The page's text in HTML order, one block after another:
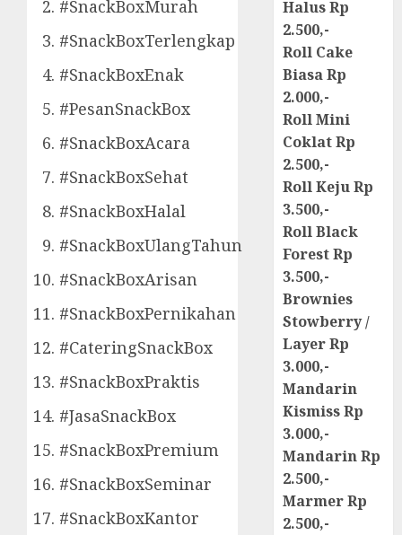
#SnackBoxMurah
#SnackBoxTerlengkap
#SnackBoxEnak
#PesanSnackBox
#SnackBoxAcara
#SnackBoxSehat
#SnackBoxHalal
#SnackBoxUlangTahun
#SnackBoxArisan
#SnackBoxPernikahan
#CateringSnackBox
#SnackBoxPraktis
#JasaSnackBox
#SnackBoxPremium
#SnackBoxSeminar
#SnackBoxKantor
Halus Rp
2.500,-
Roll Cake
Biasa Rp
2.000,-
Roll Mini
Coklat Rp
2.500,-
Roll Keju Rp
3.500,-
Roll Black
Forest Rp
3.500,-
Brownies
Stowberry /
Layer Rp
3.000,-
Mandarin
Kismiss Rp
3.000,-
Mandarin Rp
2.500,-
Marmer Rp
2.500,-